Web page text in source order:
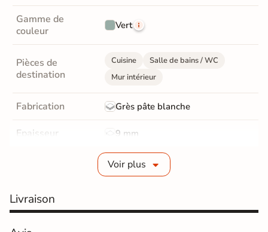
Gamme de
couleur
Vert
Pièces de
destination
Cuisine
Salle de bains / WC
Mur intérieur
Fabrication Grès pâte blanche
Epaisseur 9 mm
Non-rectifié
Surface Structurée
Voir plus
Livraison